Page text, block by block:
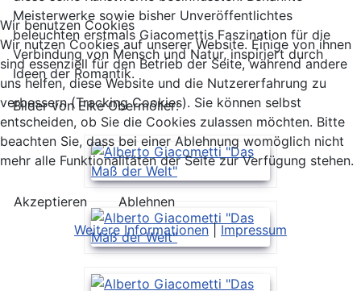
Meisterwerke sowie bisher Unveröffentlichtes
beleuchten erstmals Giacomettis Faszination für die
Verbindung von Mensch und Natur, inspiriert durch
Ideen der Romantik.
Bilder von Elke Obermöller:
Wir benutzen Cookies
Wir nutzen Cookies auf unserer Website. Einige von ihnen
sind essenziell für den Betrieb der Seite, während andere
uns helfen, diese Website und die Nutzererfahrung zu
verbessern (Tracking Cookies). Sie können selbst
entscheiden, ob Sie die Cookies zulassen möchten. Bitte
beachten Sie, dass bei einer Ablehnung womöglich nicht
mehr alle Funktionalitäten der Seite zur Verfügung stehen.
Akzeptieren
Ablehnen
Weitere Informationen|Impressum